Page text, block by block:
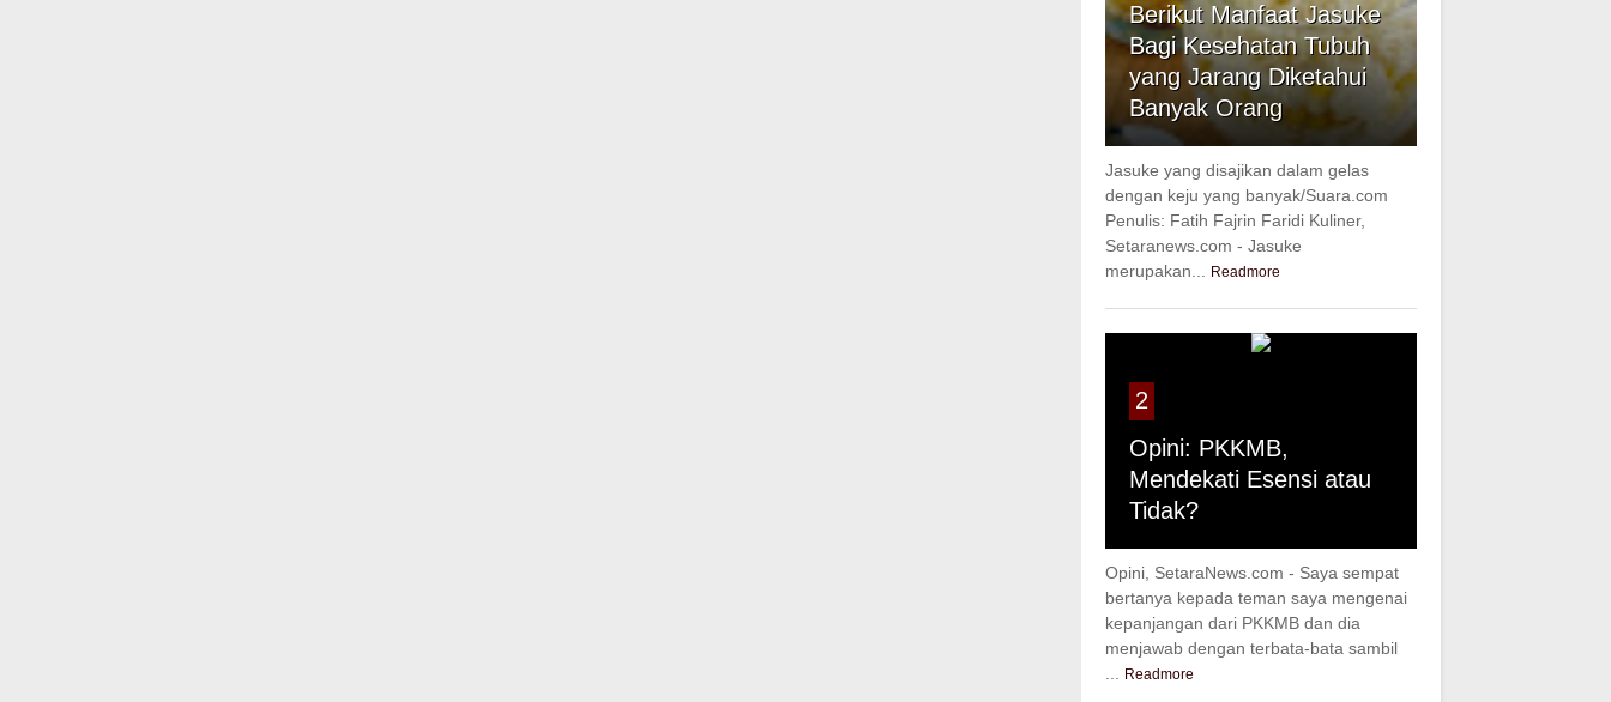
Berikut Manfaat Jasuke
Bagi Kesehatan Tubuh
yang Jarang Diketahui
Banyak Orang
Jasuke yang disajikan dalam gelas
dengan keju yang banyak/Suara.com
Penulis: Fatih Fajrin Faridi Kuliner,
Setaranews.com - Jasuke
merupakan...
Readmore
2
Opini: PKKMB,
Mendekati Esensi atau
Tidak?
Opini, SetaraNews.com - Saya sempat
bertanya kepada teman saya mengenai
kepanjangan dari PKKMB dan dia
menjawab dengan terbata-bata sambil
Readmore